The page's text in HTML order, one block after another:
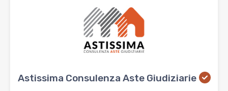
Astissima Consulenza Aste Giudiziarie